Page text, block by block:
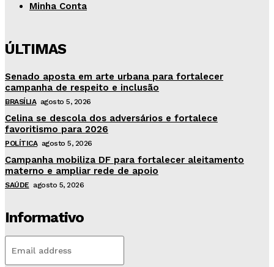
Minha Conta
ÚLTIMAS
Senado aposta em arte urbana para fortalecer
campanha de respeito e inclusão
BRASÍLIA agosto 5, 2026
Celina se descola dos adversários e fortalece
favoritismo para 2026
POLÍTICA agosto 5, 2026
Campanha mobiliza DF para fortalecer aleitamento
materno e ampliar rede de apoio
SAÚDE agosto 5, 2026
Informativo